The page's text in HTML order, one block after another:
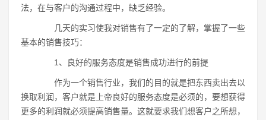
法，在与客户的沟通过程中，缺乏经验。
几天的实习使我对销售有了一定的了解，掌握了一些
基本的销售技巧：
1、良好的服务态度是销售成功进行的前提
作为一个销售行业，我们的目的就是把东西卖出去以
换取利润，客户就是上帝良好的服务态度是必须的，要想获得
更多的利润就必须提高销售量。这就要求我们想客户之所想，